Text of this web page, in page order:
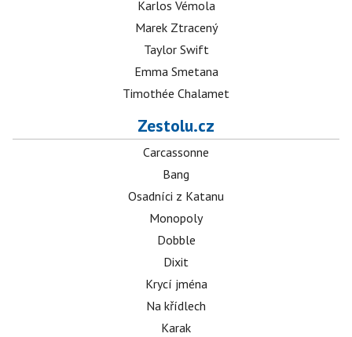
Karlos Vémola
Marek Ztracený
Taylor Swift
Emma Smetana
Timothée Chalamet
Zestolu.cz
Carcassonne
Bang
Osadníci z Katanu
Monopoly
Dobble
Dixit
Krycí jména
Na křídlech
Karak